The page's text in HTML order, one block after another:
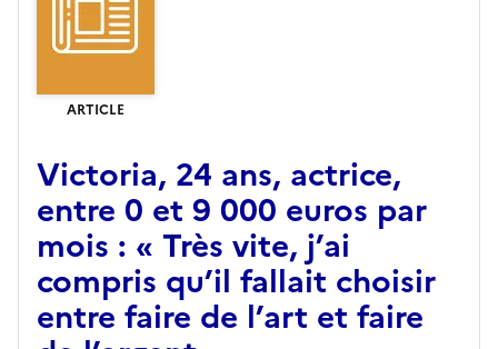
ARTICLE
Victoria, 24 ans, actrice,
entre 0 et 9 000 euros par
mois : « Très vite, j’ai
compris qu’il fallait choisir
entre faire de l’art et faire